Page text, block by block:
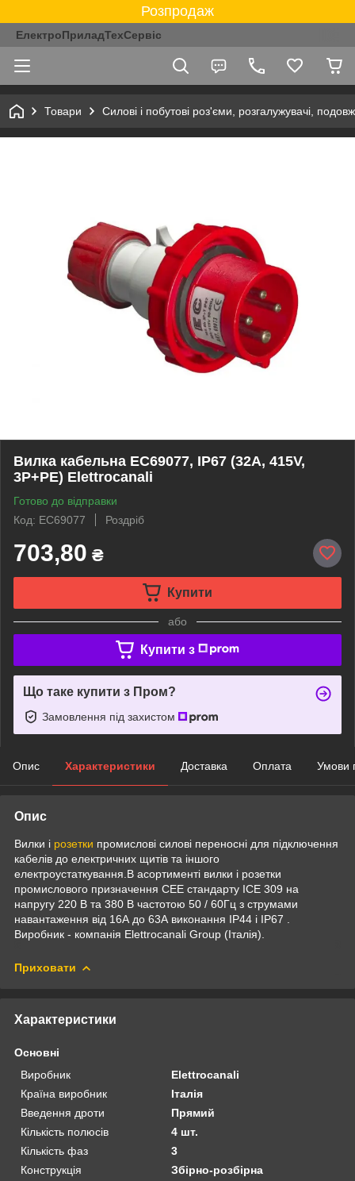
Розпродаж
ЕлектроПриладТехСервіс
Товари Силові і побутові роз'єми, розгалужувачі,
Вилка кабельна EC69077, IP67 (32A, 415V,
3P+PE) Elettrocanali
Готово до відправки
Код: EC69077
Роздріб
703,80 ₴
Купити
або
Купити з
Що таке купити з Пром?
Замовлення під захистом
Опис Характеристики Доставка Оплата Умови
Опис
Вилки і розетки промислові силові переносні для підключення
кабелів до електричних щитів та іншого
електроустаткування.В асортименті вилки і розетки
промислового призначення CEE стандарту ICE 309 на
напругу 220 В та 380 В частотою 50 / 60Гц з струмами
навантаження від 16А до 63А виконання IP44 і IP67 .
Виробник - компанія Elettrocanali Group (Італія).
Приховати
Характеристики
Основні
Виробник
Elettrocanali
Країна виробник
Італія
Введення дроти
Прямий
Кількість полюсів
4 шт.
Кількість фаз
3
Конструкція
Збірно-розбірна